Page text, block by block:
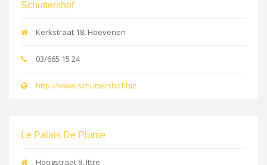
Schuttershof
Kerkstraat 18, Hoevenen
03/665 15 24
http://www.schuttershof.biz
Le Palais De Plume
Hoogstraat 8, Ittre